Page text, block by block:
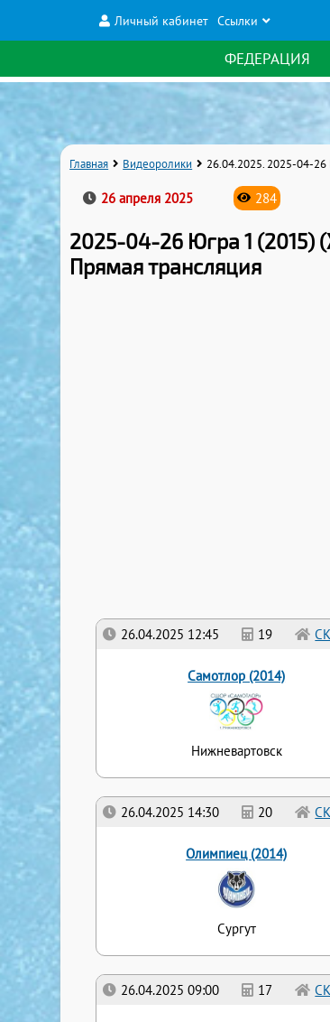
Личный кабинет Ссылки
ФЕДЕРАЦИЯ
Главная Видеоролики 26.04.2025. 2025-04-26
26 апреля 2025 284
2025-04-26 Югра 1 (2015)
Прямая трансляция
26.04.2025 12:45 19
Самотлор (2014)
Нижневартовск
26.04.2025 14:30 20
Олимпиец (2014)
Сургут
26.04.2025 09:00 17